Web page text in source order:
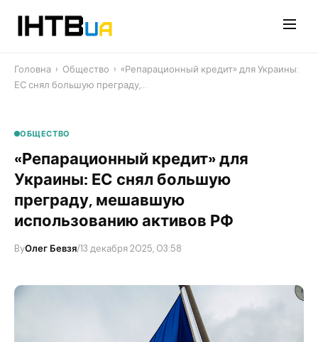
Головна › Общество › «Репарационный кредит» для Украины:
ЕС снял большую преграду,…
ОБЩЕСТВО
«Репарационный кредит» для
Украины: ЕС снял большую
преграду, мешавшую
использованию активов РФ
ByОлег Бевзя/13 декабря 2025, 03:58